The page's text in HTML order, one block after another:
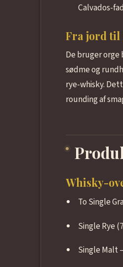
Calvados-
Fra jord til
De bruger
sødme og
rye-whisky.
rounding af
Whisky-
To Single
Single Rye
Single Malt